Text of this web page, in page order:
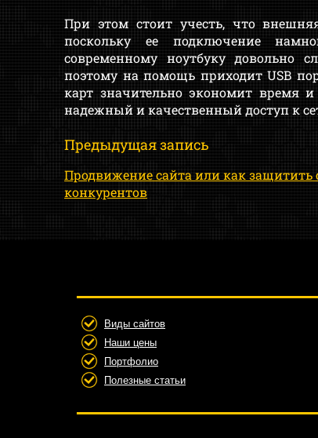
При этом стоит учесть, что
поскольку ее подключение
современному ноутбуку довольно
поэтому на помощь приходит USB
карт значительно экономит время
надежный и качественный доступ к
Предыдущая запись
Продвижение сайта или как защитить
конкурентов
Виды сайтов
Наши цены
Портфолио
Полезные статьи